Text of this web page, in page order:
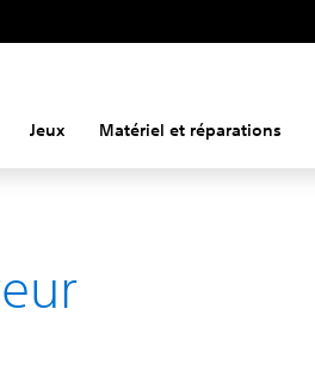
Jeux Matériel et réparations